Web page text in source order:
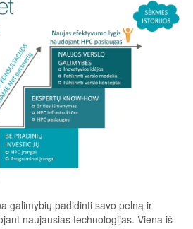
galimybių padidinti savo pelną ir
naujausias technologijas. Viena iš